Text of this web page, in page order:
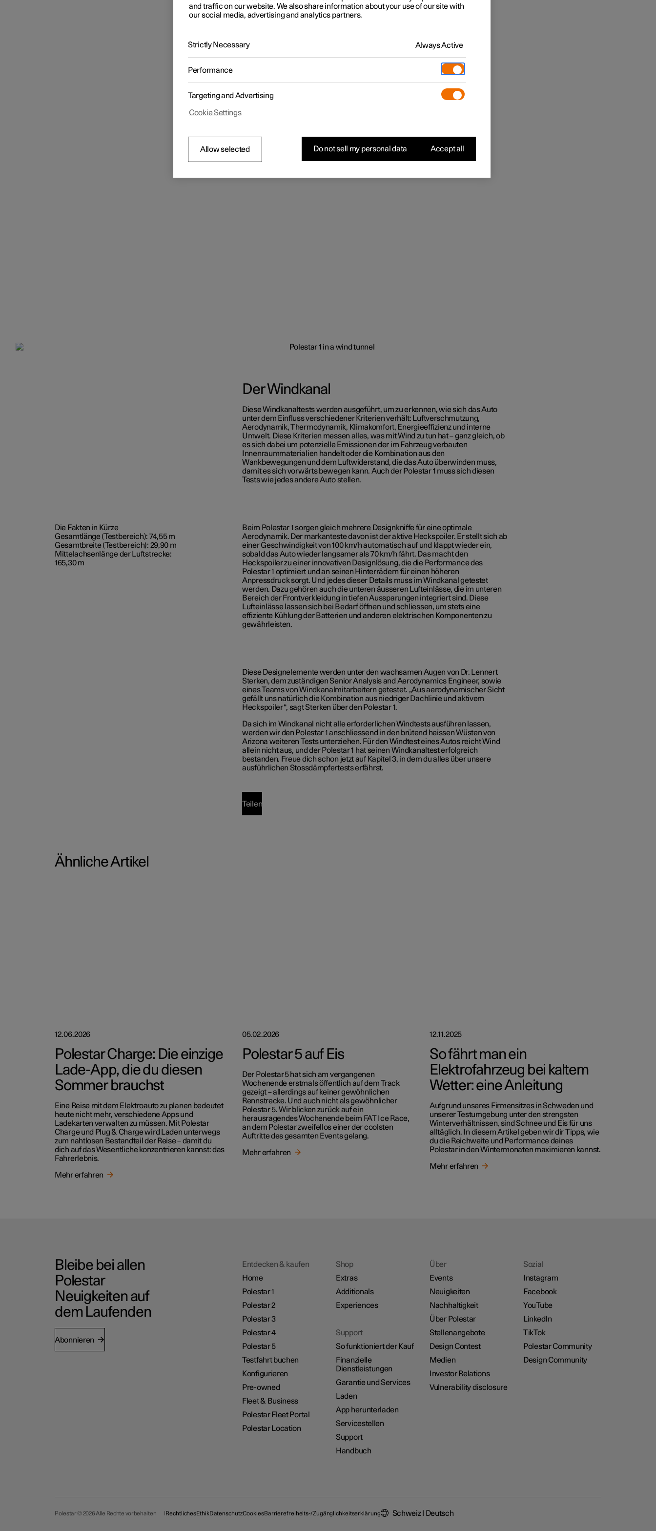
Der Windkanal
Diese Windkanaltests werden ausgeführt, um zu erkennen, wie sich das Auto
unter dem Einfluss verschiedener Kriterien verhält: Luftverschmutzung,
Aerodynamik, Thermodynamik, Klimakomfort, Energieeffizienz und interne
Umwelt. Diese Kriterien messen alles, was mit Wind zu tun hat – ganz gleich, ob
es sich dabei um potenzielle Emissionen der im Fahrzeug verbauten
Innenraummaterialien handelt oder die Kombination aus den
Wankbewegungen und dem Luftwiderstand, die das Auto überwinden muss,
damit es sich vorwärts bewegen kann. Auch der Polestar 1 muss sich diesen
Tests wie jedes andere Auto stellen.
Die Fakten in Kürze
Gesamtlänge (Testbereich): 74,55 m
Gesamtbreite (Testbereich): 29,90 m
Mittelachsenlänge der Luftstrecke:
165,30 m
Beim Polestar 1 sorgen gleich mehrere Designkniffe für eine optimale
Aerodynamik. Der markanteste davon ist der aktive Heckspoiler. Er stellt sich ab
einer Geschwindigkeit von 100 km/h automatisch auf und klappt wieder ein,
sobald das Auto wieder langsamer als 70 km/h fährt. Das macht den
Heckspoiler zu einer innovativen Designlösung, die die Performance des
Polestar 1 optimiert und an seinen Hinterrädern für einen höheren
Anpressdruck sorgt. Und jedes dieser Details muss im Windkanal getestet
werden. Dazu gehören auch die unteren äusseren Lufteinlässe, die im unteren
Bereich der Frontverkleidung in tiefen Aussparungen integriert sind. Diese
Lufteinlässe lassen sich bei Bedarf öffnen und schliessen, um stets eine
effiziente Kühlung der Batterien und anderen elektrischen Komponenten zu
gewährleisten.
Diese Designelemente werden unter den wachsamen Augen von Dr. Lennert
Sterken, dem zuständigen Senior Analysis and Aerodynamics Engineer, sowie
eines Teams von Windkanalmitarbeitern getestet. „Aus aerodynamischer Sicht
gefällt uns natürlich die Kombination aus niedriger Dachlinie und aktivem
Heckspoiler“, sagt Sterken über den Polestar 1.
Da sich im Windkanal nicht alle erforderlichen Windtests ausführen lassen,
werden wir den Polestar 1 anschliessend in den brütend heissen Wüsten von
Arizona weiteren Tests unterziehen. Für den Windtest eines Autos reicht Wind
allein nicht aus, und der Polestar 1 hat seinen Windkanaltest erfolgreich
bestanden. Freue dich schon jetzt auf Kapitel 3, in dem du alles über unsere
ausführlichen Stossdämpfertests erfährst.
Teilen
Ähnliche Artikel
12.06.2026
Polestar Charge: Die einzige
Lade-App, die du diesen
Sommer brauchst
Eine Reise mit dem Elektroauto zu planen bedeutet
heute nicht mehr, verschiedene Apps und
Ladekarten verwalten zu müssen. Mit Polestar
Charge und Plug & Charge wird Laden unterwegs
zum nahtlosen Bestandteil der Reise – damit du
dich auf das Wesentliche konzentrieren kannst: das
Fahrerlebnis.
Mehr erfahren
05.02.2026
Polestar 5 auf Eis
Der Polestar 5 hat sich am vergangenen
Wochenende erstmals öffentlich auf dem Track
gezeigt – allerdings auf keiner gewöhnlichen
Rennstrecke. Und auch nicht als gewöhnlicher
Polestar 5. Wir blicken zurück auf ein
herausragendes Wochenende beim FAT Ice Race,
an dem Polestar zweifellos einer der coolsten
Auftritte des gesamten Events gelang.
Mehr erfahren
12.11.2025
So fährt man ein
Elektrofahrzeug bei kaltem
Wetter: eine Anleitung
Aufgrund unseres Firmensitzes in Schweden und
unserer Testumgebung unter den strengsten
Winterverhältnissen, sind Schnee und Eis für uns
alltäglich. In diesem Artikel geben wir dir Tipps, wie
du die Reichweite und Performance deines
Polestar in den Wintermonaten maximieren kannst.
Mehr erfahren
Bleibe bei allen
Polestar
Neuigkeiten auf
dem Laufenden
Abonnieren
Entdecken & kaufen
Home
Polestar 1
Polestar 2
Polestar 3
Polestar 4
Polestar 5
Testfahrt buchen
Konfigurieren
Pre-owned
Fleet & Business
Polestar Fleet Portal
Polestar Location
Shop
Extras
Additionals
Experiences
Support
So funktioniert der Kauf
Finanzielle
Dienstleistungen
Garantie und Services
Laden
App herunterladen
Servicestellen
Support
Handbuch
Über
Events
Neuigkeiten
Nachhaltigkeit
Über Polestar
Stellenangebote
Design Contest
Medien
Investor Relations
Vulnerability disclosure
Sozial
Instagram
Facebook
YouTube
LinkedIn
TikTok
Polestar Community
Design Community
Polestar © 2026 Alle Rechte vorbehalten RechtlichesEthikDatenschutzCookiesBarrierefreiheits-/Zugänglichkeitserklärung Schweiz | Deutsch
and traffic on our website. We also share information about your use of our site with
our social media, advertising and analytics partners.
Strictly Necessary Always Active
Performance
Targeting and Advertising
Cookie Settings
Allow selected Do not sell my personal data Accept all